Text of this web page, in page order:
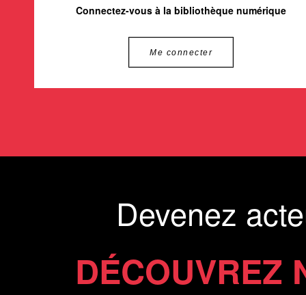
Connectez-vous à la bibliothèque numérique
Me connecter
Devenez
DÉCOUVREZ